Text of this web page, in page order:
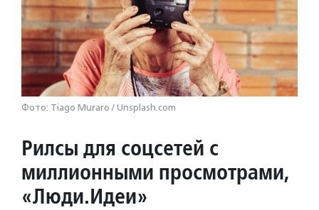
Фото: Tiago Muraro / Unsplash.com
Рилсы для соцсетей с
миллионными просмотрами,
«Люди.Идеи»